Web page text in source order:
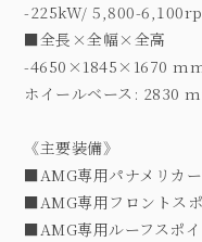
-225kW/ 5,800-
■全長×全幅×全高
-4650×1845×1670
ホイールベース: 2830
《主要装備》
■AMG専用パナメリカ
■AMG専用フロントス
■AMG専用ルーフスポ